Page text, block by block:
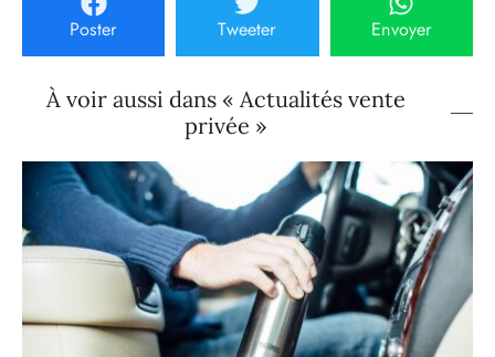
Poster Tweeter Envoyer
À voir aussi dans « Actualités vente
privée »